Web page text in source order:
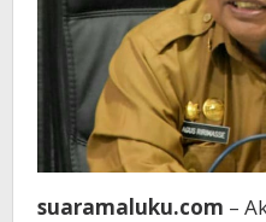
suaramaluku.com –